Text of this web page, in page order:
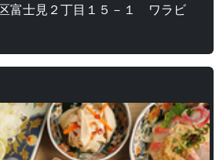
富士見２丁目１５－１ ワラビ